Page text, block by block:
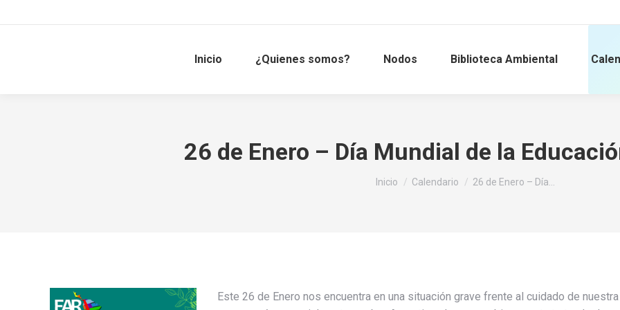
Inicio ¿Quienes somos? Nodos Biblioteca Ambiental
26 de Enero – Día Mundial de la
Estás aquí:
Inicio Calendario 26 de Enero – Día…
Este 26 de Enero nos encuentra en una situación grave frente al cuidado de nuestra